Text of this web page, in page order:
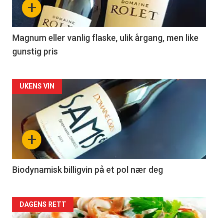
3
+
Magnum eller vanlig flaske, ulik årgang, men like
gunstig pris
Forsiden
akkurat
nå
4
+
UKENS VIN
Biodynamisk billigvin på et pol nær deg
Forsiden
DAGENS RETT